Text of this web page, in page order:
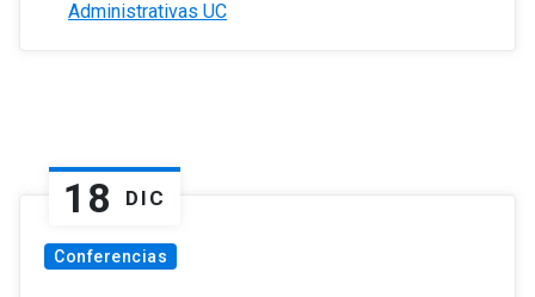
Administrativas UC
18 DIC
Conferencias